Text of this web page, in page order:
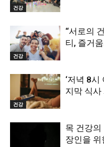
건강
건강
“서로의
티, 즐거
건강
‘저녁 8시
지막 식사
목 건강
장인을 위